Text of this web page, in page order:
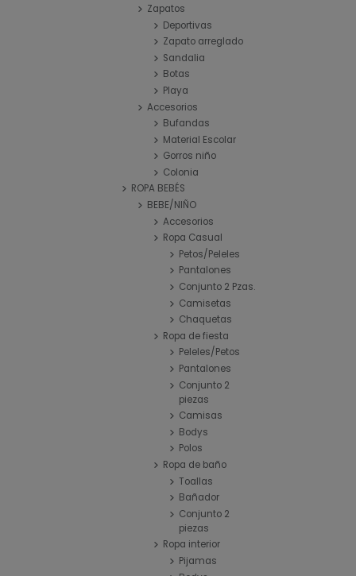
Zapatos
Deportivas
Zapato arreglado
Sandalia
Botas
Playa
Accesorios
Bufandas
Material Escolar
Gorros niño
Colonia
ROPA BEBÉS
BEBE/NIÑO
Accesorios
Ropa Casual
Petos/Peleles
Pantalones
Conjunto 2 Pzas.
Camisetas
Chaquetas
Ropa de fiesta
Peleles/Petos
Pantalones
Conjunto 2
piezas
Camisas
Bodys
Polos
Ropa de baño
Toallas
Bañador
Conjunto 2
piezas
Ropa interior
Pijamas